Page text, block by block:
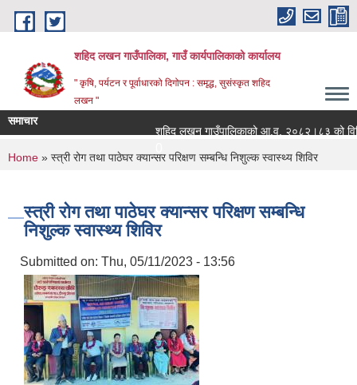
Skip to main content
शहिद लखन गाउँपालिका, गाउँ कार्यपालिकाको कार्यालय
" कृषि, पर्यटन र पूर्वाधारको दिगोपन : समृद्ध, सुसंस्कृत शहिद
लखन "
समाचार
शहिद लखन गाउँपालिकाको आ.व. २०८२।८३ को वित्तिय
You are here
Home » स्त्री रोग तथा पाठेघर क्यान्सर परिक्षण सम्बन्धि निशुल्क स्वास्थ्य शिविर
स्त्री रोग तथा पाठेघर क्यान्सर परिक्षण सम्बन्धि
निशुल्क स्वास्थ्य शिविर
Submitted on: Thu, 05/11/2023 - 13:56